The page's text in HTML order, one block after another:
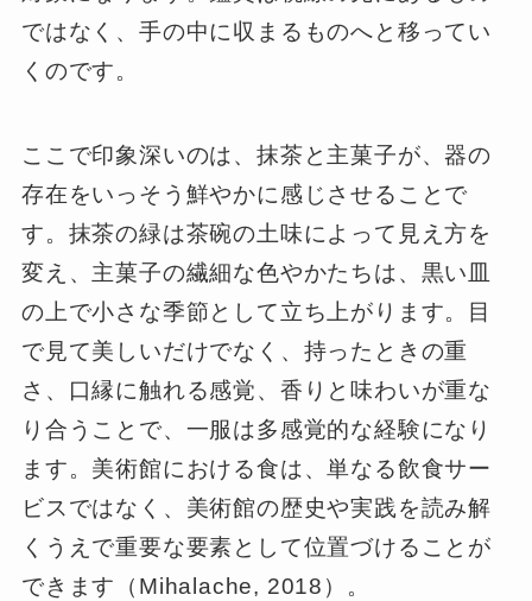
ではなく、手の中に収まるものへと移ってい
くのです。
ここで印象深いのは、抹茶と主菓子が、器の
存在をいっそう鮮やかに感じさせることで
す。抹茶の緑は茶碗の土味によって見え方を
変え、主菓子の繊細な色やかたちは、黒い皿
の上で小さな季節として立ち上がります。目
で見て美しいだけでなく、持ったときの重
さ、口縁に触れる感覚、香りと味わいが重な
り合うことで、一服は多感覚的な経験になり
ます。美術館における食は、単なる飲食サー
ビスではなく、美術館の歴史や実践を読み解
くうえで重要な要素として位置づけることが
できます（Mihalache, 2018）。